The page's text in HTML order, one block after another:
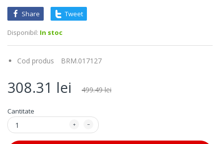
Share Tweet
Disponibil: In stoc
Cod produs BRM.017127
308.31 lei 499.49 lei
Cantitate